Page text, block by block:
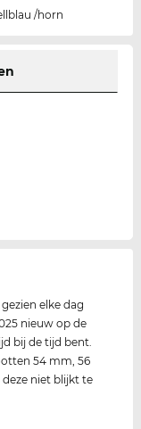
/horn
elke dag
nieuw op de
bij de tijd bent.
54 mm, 56
niet blijkt te